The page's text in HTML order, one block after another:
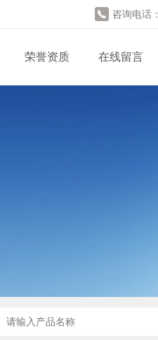
咨询电话：
荣誉资质 在线留言